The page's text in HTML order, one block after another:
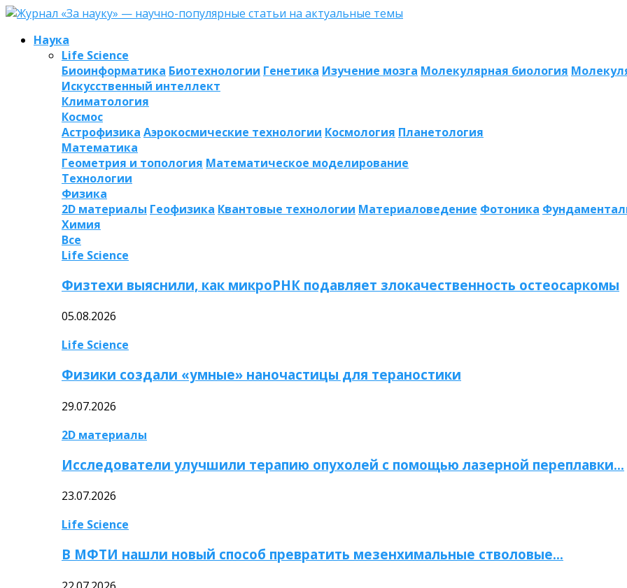
Наука
Life Science
Биоинформатика Биотехнологии Генетика Изучение мозга Молекулярная биология
Искусственный интеллект
Климатология
Космос
Астрофизика Аэрокосмические технологии Космология Планетология
Математика
Геометрия и топология Математическое моделирование
Технологии
Физика
2D материалы Геофизика Квантовые технологии Материаловедение Фотоника
Химия
Все
Life Science
Физтехи выяснили, как микроРНК подавляет злокачественность остеосаркомы
05.08.2026
Life Science
Физики создали «умные» наночастицы для тераностики
29.07.2026
2D материалы
Исследователи улучшили терапию опухолей с помощью лазерной переплавки…
23.07.2026
Life Science
В МФТИ нашли новый способ превратить мезенхимальные стволовые…